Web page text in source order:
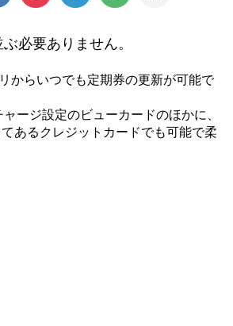
必要ありません。
からいつでも定期券の更新が可能で
ージ設定のビューカードのほかに、
あるクレジットカードでも可能で柔